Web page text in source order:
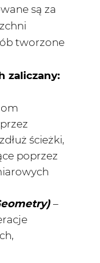
są za
tworzone
zaliczany:
ścieżki,
poprzez
–